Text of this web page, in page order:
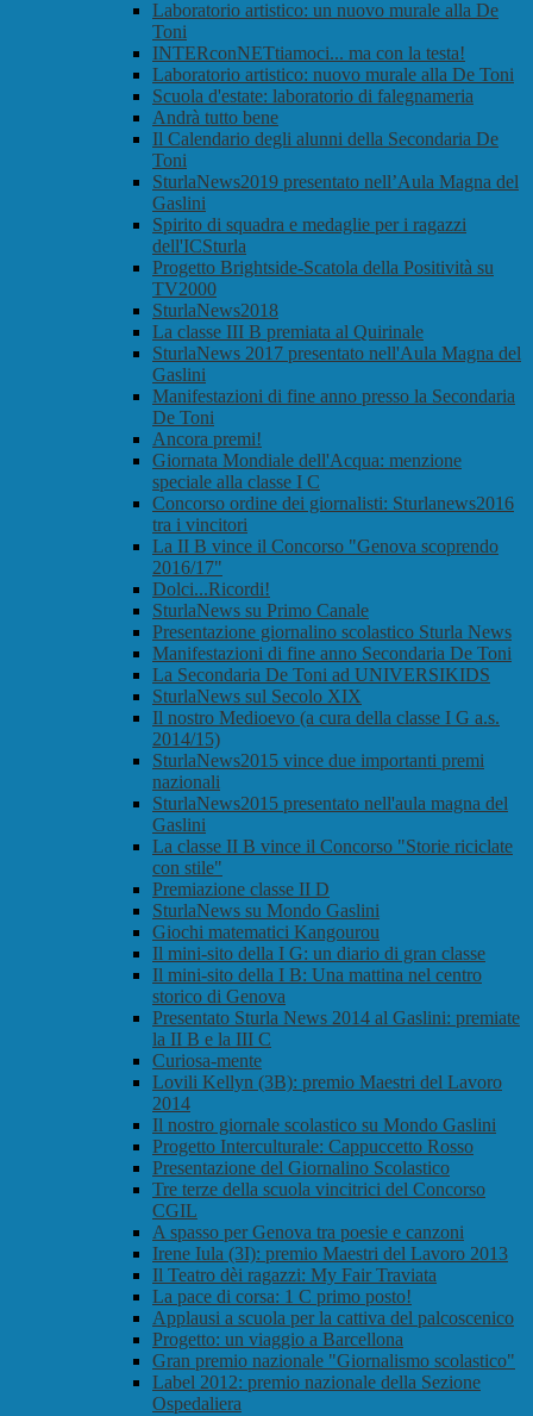
Laboratorio artistico: un nuovo murale alla De
Toni
INTERconNETtiamoci... ma con la testa!
Laboratorio artistico: nuovo murale alla De Toni
Scuola d'estate: laboratorio di falegnameria
Andrà tutto bene
Il Calendario degli alunni della Secondaria De
Toni
SturlaNews2019 presentato nell’Aula Magna del
Gaslini
Spirito di squadra e medaglie per i ragazzi
dell'ICSturla
Progetto Brightside-Scatola della Positività su
TV2000
SturlaNews2018
La classe III B premiata al Quirinale
SturlaNews 2017 presentato nell'Aula Magna del
Gaslini
Manifestazioni di fine anno presso la Secondaria
De Toni
Ancora premi!
Giornata Mondiale dell'Acqua: menzione
speciale alla classe I C
Concorso ordine dei giornalisti: Sturlanews2016
tra i vincitori
La II B vince il Concorso "Genova scoprendo
2016/17"
Dolci...Ricordi!
SturlaNews su Primo Canale
Presentazione giornalino scolastico Sturla News
Manifestazioni di fine anno Secondaria De Toni
La Secondaria De Toni ad UNIVERSIKIDS
SturlaNews sul Secolo XIX
Il nostro Medioevo (a cura della classe I G a.s.
2014/15)
SturlaNews2015 vince due importanti premi
nazionali
SturlaNews2015 presentato nell'aula magna del
Gaslini
La classe II B vince il Concorso "Storie riciclate
con stile"
Premiazione classe II D
SturlaNews su Mondo Gaslini
Giochi matematici Kangourou
Il mini-sito della I G: un diario di gran classe
Il mini-sito della I B: Una mattina nel centro
storico di Genova
Presentato Sturla News 2014 al Gaslini: premiate
la II B e la III C
Curiosa-mente
Lovili Kellyn (3B): premio Maestri del Lavoro
2014
Il nostro giornale scolastico su Mondo Gaslini
Progetto Interculturale: Cappuccetto Rosso
Presentazione del Giornalino Scolastico
Tre terze della scuola vincitrici del Concorso
CGIL
A spasso per Genova tra poesie e canzoni
Irene Iula (3I): premio Maestri del Lavoro 2013
Il Teatro dèi ragazzi: My Fair Traviata
La pace di corsa: 1 C primo posto!
Applausi a scuola per la cattiva del palcoscenico
Progetto: un viaggio a Barcellona
Gran premio nazionale "Giornalismo scolastico"
Label 2012: premio nazionale della Sezione
Ospedaliera